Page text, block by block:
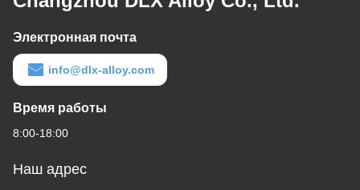
Электронная почта
info@dlx-alloy.com
Время работы
8:00-18:00
Наш адрес